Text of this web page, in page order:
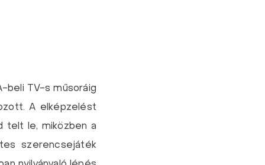
beli TV-s műsoráig
A elképzelést
telt le, miközben a
szerencsejáték